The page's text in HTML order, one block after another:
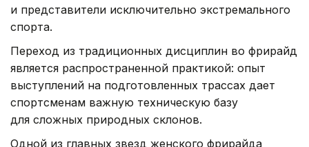
и представители исключительно экстремального
спорта.
Переход из традиционных дисциплин во фрирайд
является распространенной практикой: опыт
выступлений на подготовленных трассах дает
спортсменам важную техническую базу
для сложных природных склонов.
Одной из главных звезд женского фрирайда